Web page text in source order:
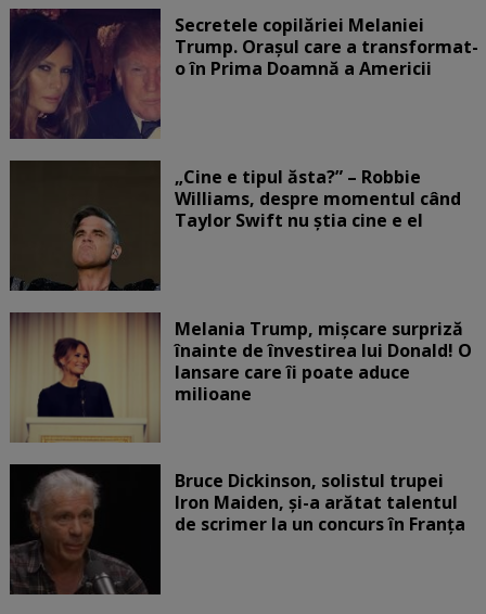
Secretele copilăriei Melaniei
Trump. Orașul care a transformat-
o în Prima Doamnă a Americii
„Cine e tipul ăsta?” – Robbie
Williams, despre momentul când
Taylor Swift nu știa cine e el
Melania Trump, mișcare surpriză
înainte de învestirea lui Donald! O
lansare care îi poate aduce
milioane
Bruce Dickinson, solistul trupei
Iron Maiden, şi-a arătat talentul
de scrimer la un concurs în Franţa